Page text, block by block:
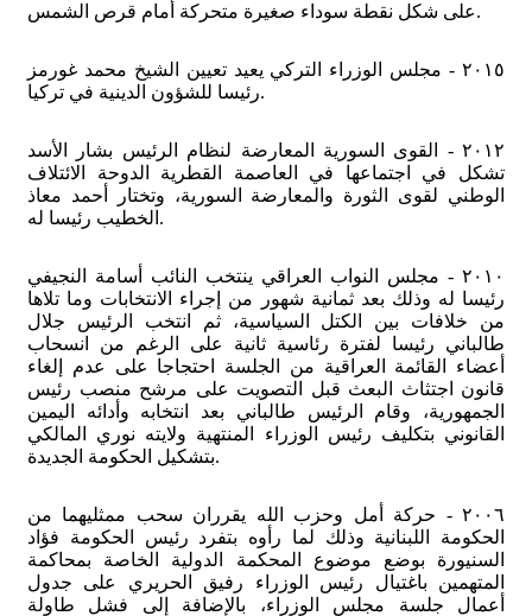
على شكل نقطة سوداء صغيرة متحركة أمام قرص الشمس.
٢٠١٥ - مجلس الوزراء التركي يعيد تعيين الشيخ محمد غورمز
رئيسا للشؤون الدينية في تركيا.
٢٠١٢ - القوى السورية المعارضة لنظام الرئيس بشار الأسد
تشكل في اجتماعها في العاصمة القطرية الدوحة الائتلاف
الوطني لقوى الثورة والمعارضة السورية، وتختار أحمد معاذ
الخطيب رئيسا له.
٢٠١٠ - مجلس النواب العراقي ينتخب النائب أسامة النجيفي
رئيسا له وذلك بعد ثمانية شهور من إجراء الانتخابات وما تلاها
من خلافات بين الكتل السياسية، ثم انتخب الرئيس جلال
طالباني رئيسا لفترة رئاسية ثانية على الرغم من انسحاب
أعضاء القائمة العراقية من الجلسة احتجاجا على عدم إلغاء
قانون اجتثاث البعث قبل التصويت على مرشح منصب رئيس
الجمهورية، وقام الرئيس طالباني بعد انتخابه وأدائه اليمين
القانوني بتكليف رئيس الوزراء المنتهية ولايته نوري المالكي
بتشكيل الحكومة الجديدة.
٢٠٠٦ - حركة أمل وحزب الله يقرران سحب ممثليهما من
الحكومة اللبنانية وذلك لما رأوه بتفرد رئيس الحكومة فؤاد
السنيورة بوضع موضوع المحكمة الدولية الخاصة بمحاكمة
المتهمين باغتيال رئيس الوزراء رفيق الحريري على جدول
أعمال جلسة مجلس الوزراء، بالإضافة إلى فشل طاولة